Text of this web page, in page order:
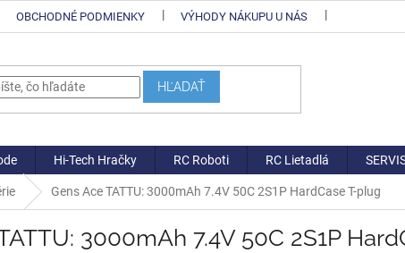
OBCHODNÉ PODMIENKY VÝHODY NÁKUPU U NÁS
HĽADAŤ
Hi-Tech Hračky RC Roboti RC Lietadlá
Gens Ace TATTU: 3000mAh 7.4V 50C 2S1P HardCase T-plug
3000mAh 7.4V 50C 2S1P